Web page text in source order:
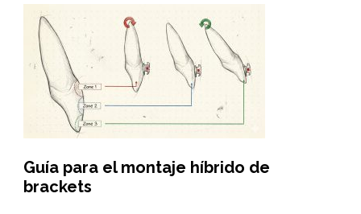
Guía para el montaje híbrido de
brackets